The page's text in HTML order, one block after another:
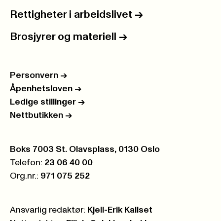
Rettigheter i arbeidslivet ->
Brosjyrer og materiell ->
Personvern ->
Åpenhetsloven ->
Ledige stillinger ->
Nettbutikken ->
Postboks:
Boks 7003 St. Olavsplass, 0130 Oslo
Telefon: 23 06 40 00
Org.nr.: 971 075 252
Ansvarlig redaktør: Kjell-Erik Kallset